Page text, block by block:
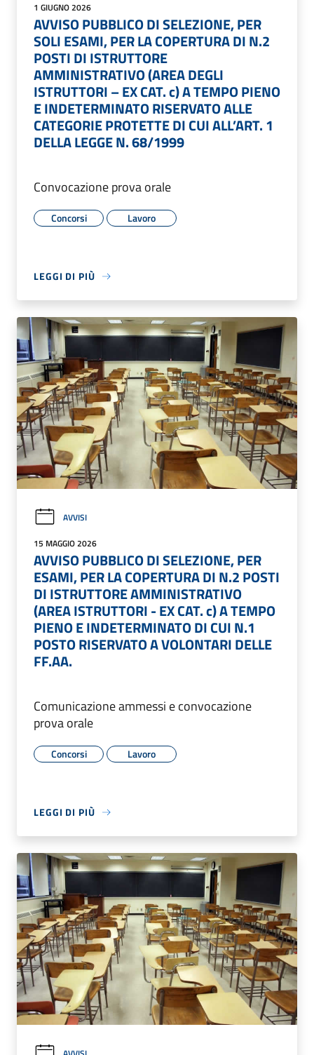
1 GIUGNO 2026
AVVISO PUBBLICO DI SELEZIONE, PER
SOLI ESAMI, PER LA COPERTURA DI N.2
POSTI DI ISTRUTTORE
AMMINISTRATIVO (AREA DEGLI
ISTRUTTORI – EX CAT. c) A TEMPO PIENO
E INDETERMINATO RISERVATO ALLE
CATEGORIE PROTETTE DI CUI ALL’ART. 1
DELLA LEGGE N. 68/1999
Convocazione prova orale
Concorsi Lavoro
LEGGI DI PIÙ
AVVISI
15 MAGGIO 2026
AVVISO PUBBLICO DI SELEZIONE, PER
ESAMI, PER LA COPERTURA DI N.2 POSTI
DI ISTRUTTORE AMMINISTRATIVO
(AREA ISTRUTTORI - EX CAT. c) A TEMPO
PIENO E INDETERMINATO DI CUI N.1
POSTO RISERVATO A VOLONTARI DELLE
FF.AA.
Comunicazione ammessi e convocazione
prova orale
Concorsi Lavoro
LEGGI DI PIÙ